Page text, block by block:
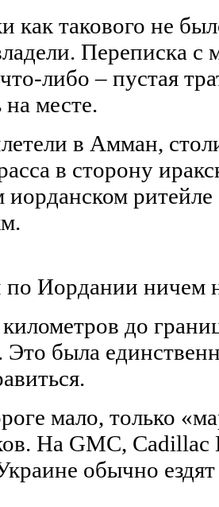
как такового не
Переписка с
либо – пустая
месте.
в Амман,
в сторону
иорданском
по Иордании ничем
километров до
Это была
мало, только
На GMC, Cadillac
обычно